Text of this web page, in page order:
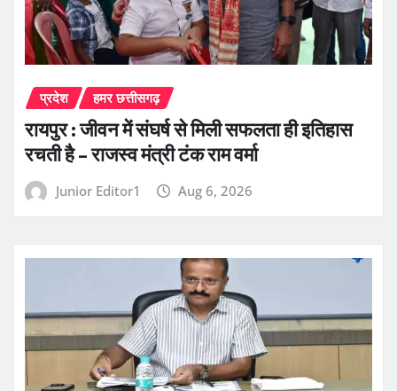
प्रदेश हमर छत्तीसगढ़
रायपुर : जीवन में संघर्ष से मिली सफलता ही इतिहास
रचती है – राजस्व मंत्री टंक राम वर्मा
Junior Editor1 Aug 6, 2026